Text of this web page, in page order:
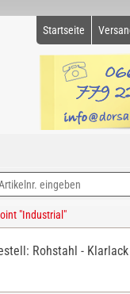
Startseite
"Industrial"
Rohstahl -